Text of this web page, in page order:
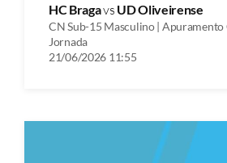
HC Bragavs UD Oliveirense
CN Sub-15 Masculino | Apuramento
Jornada
21/06/2026 11:55